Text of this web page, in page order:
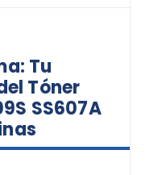
Tu
Tóner
SS607A